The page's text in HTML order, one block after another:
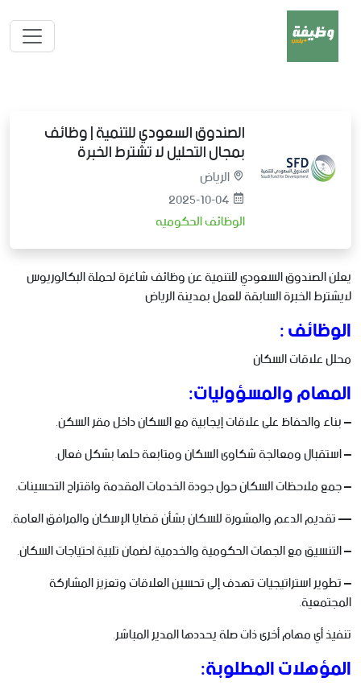
الصندوق السعودي للتنمية | وظائف
بمجال التحليل لا تشترط الخبرة
الرياض
2025-10-04
الوظائف الحكوميه
يعلن الصندوق السعودي للتنمية عن وظائف شاغرة لحملة البكالوريوس
لايشترط الخبرة السابقة للعمل بمدينة الرياض
الوظائف :
محلل علاقات السكان
المهام والمسؤوليات:
– بناء والحفاظ على علاقات إيجابية مع السكان داخل مقر السكن.
– استقبال ومعالجة شكاوى السكان ومتابعة حلها بشكل فعال.
– جمع ملاحظات السكان حول جودة الخدمات المقدمة واقتراح التحسينات.
— تقديم الدعم والمشورة للسكان بشأن قضايا الإسكان والمرافق العامة.
– التنسيق مع الجهات الحكومية والخدمية لضمان تلبية احتياجات السكان.
– تطوير استراتيجيات تهدف إلى تحسين العلاقات وتعزيز المشاركة
المجتمعية.
تنفيذ أي مهام أخرى ذات صلة يحددها المدير المباشر.
المؤهلات المطلوبة: